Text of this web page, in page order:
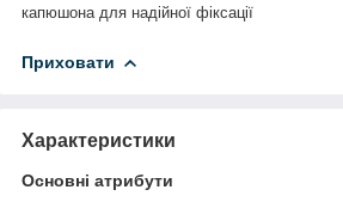
капюшона для надійної фіксації
Приховати
Характеристики
Основні атрибути